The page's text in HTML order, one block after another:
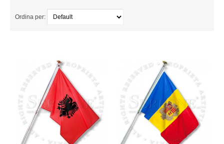
AFRICA
OCEANIA
ANTARTIDE
ORGANISMI INTERNAZIONALI
Ordina per: